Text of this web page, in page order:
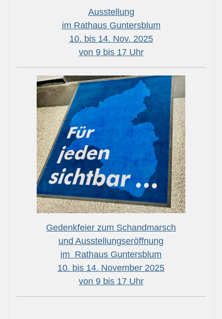
Ausstellung
im Rathaus Guntersblum
10. bis 14. Nov. 2025
von 9 bis 17 Uhr
Gedenkfeier zum Schandmarsch
und Ausstellungseröffnung
im Rathaus Guntersblum
10. bis 14. November 2025
von 9 bis 17 Uhr